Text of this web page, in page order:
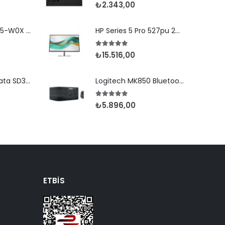
Newland MT9055-W0X 2D Android 11 (Kılıf) Wifi BT
Newland Speedata SD35 (Leo) 2D Android 8.1 Wifi BT
₺2.343,00
HP Series 5 Pro 527pu 27" 5ms Type-C Pivot IPS
5.00 5 üzerinden
₺15.516,00
Logitech MK850 Bluetooth Set Siyah (920-008230)
5.005 üzerinden
₺5.896,00
ETBIS